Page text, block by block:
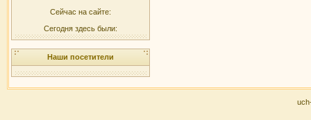
Сейчас на сайте:
Сегодня здесь были:
Наши посетители